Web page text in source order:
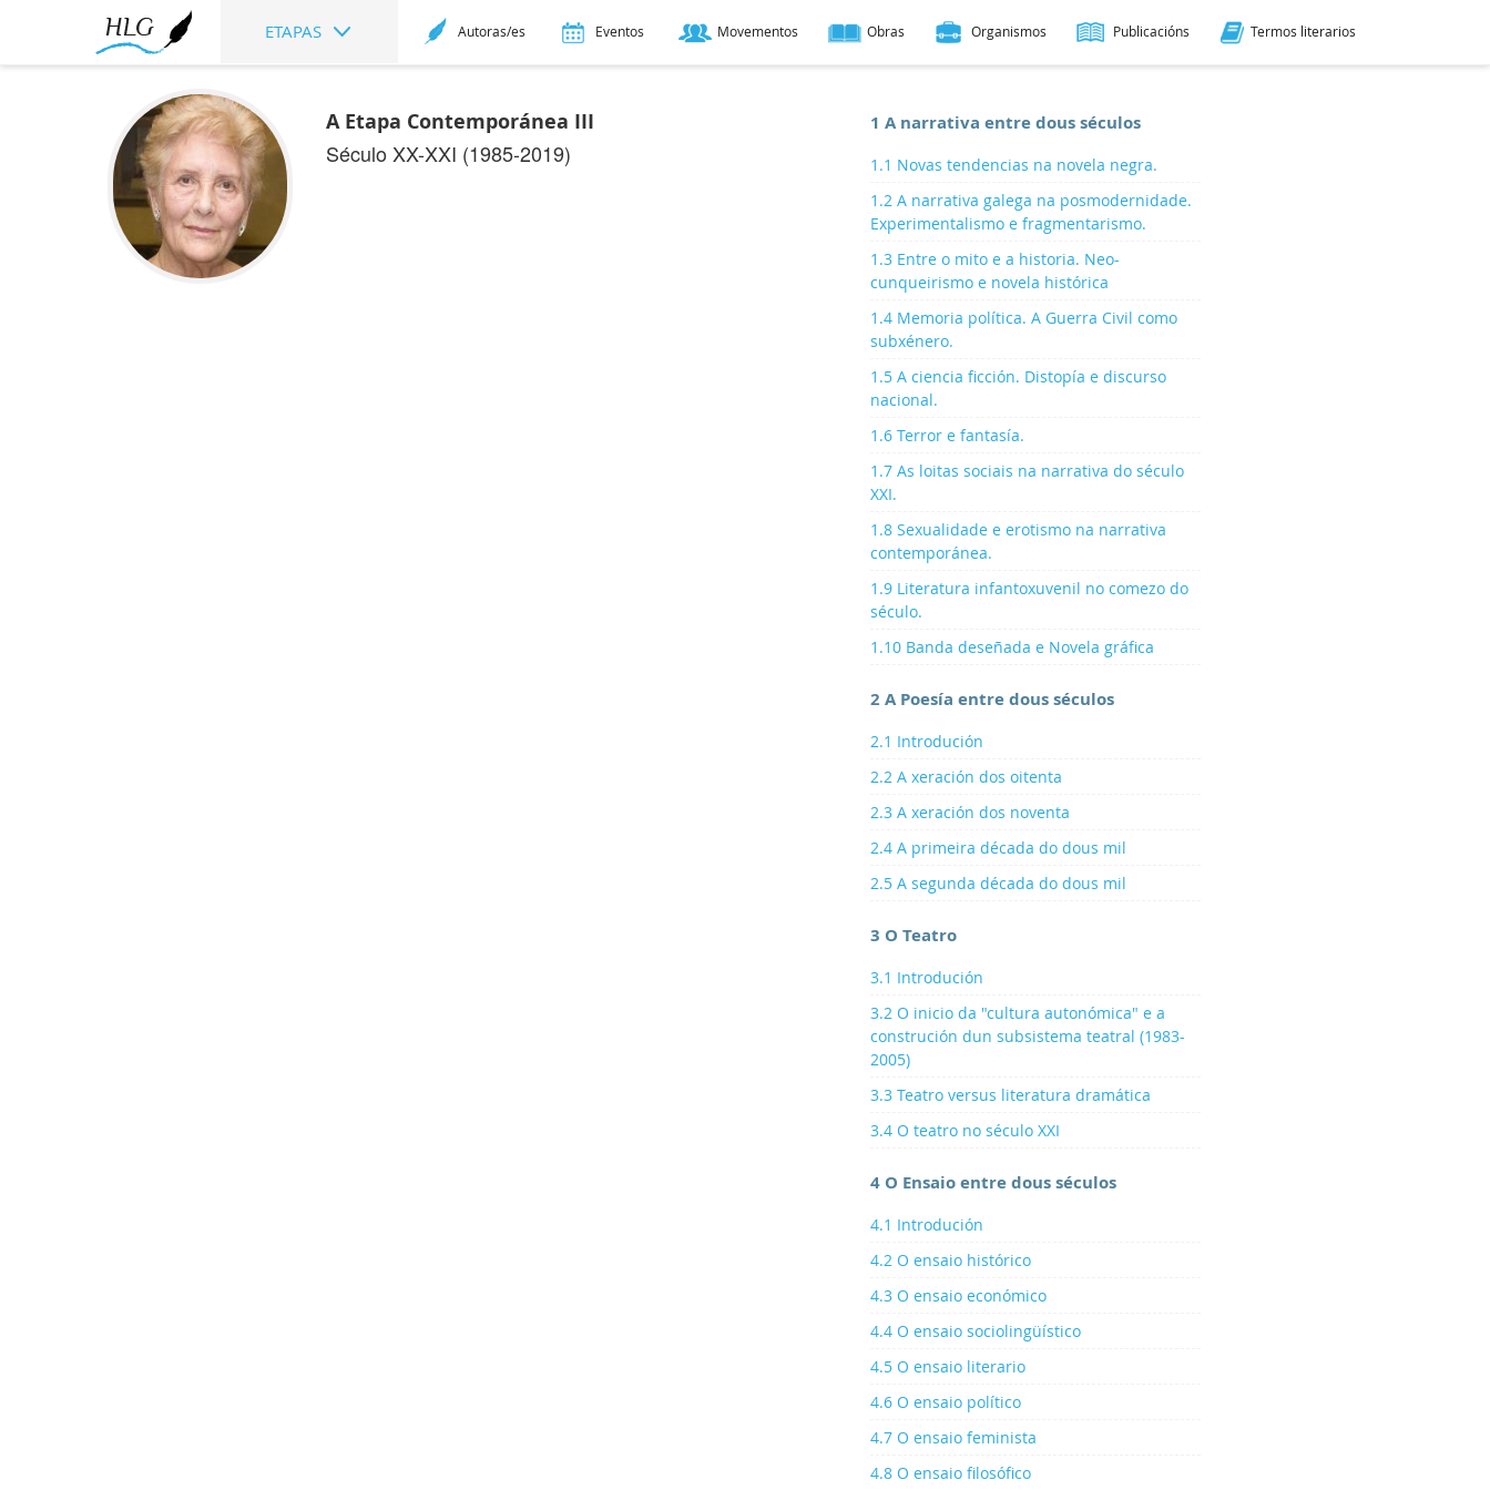
ETAPAS Autoras/es Eventos Movementos Obras Organismos Publicacións Termos literarios
A Etapa Contemporánea III
Século XX-XXI (1985-2019)
1 A narrativa entre dous séculos
1.1 Novas tendencias na novela negra.
1.2 A narrativa galega na posmodernidade.
Experimentalismo e fragmentarismo.
1.3 Entre o mito e a historia. Neo-
cunqueirismo e novela histórica
1.4 Memoria política. A Guerra Civil como
subxénero.
1.5 A ciencia ficción. Distopía e discurso
nacional.
1.6 Terror e fantasía.
1.7 As loitas sociais na narrativa do século
XXI.
1.8 Sexualidade e erotismo na narrativa
contemporánea.
1.9 Literatura infantoxuvenil no comezo do
século.
1.10 Banda deseñada e Novela gráfica
2 A Poesía entre dous séculos
2.1 Introdución
2.2 A xeración dos oitenta
2.3 A xeración dos noventa
2.4 A primeira década do dous mil
2.5 A segunda década do dous mil
3 O Teatro
3.1 Introdución
3.2 O inicio da "cultura autonómica" e a
construción dun subsistema teatral (1983-
2005)
3.3 Teatro versus literatura dramática
3.4 O teatro no século XXI
4 O Ensaio entre dous séculos
4.1 Introdución
4.2 O ensaio histórico
4.3 O ensaio económico
4.4 O ensaio sociolingüístico
4.5 O ensaio literario
4.6 O ensaio político
4.7 O ensaio feminista
4.8 O ensaio filosófico